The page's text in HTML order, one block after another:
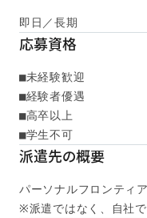
即日／長期
応募資格
■未経験歓迎
■経験者優遇
■高卒以上
■学生不可
派遣先の概要
パーソナルフロンティア
※派遣ではなく、自社